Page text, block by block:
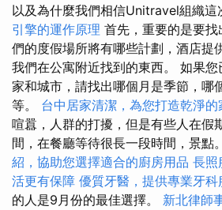
以及為什麼我們相信Unitravel組織這
引擎的運作原理 首先，重要的是要
們的度假場所將有哪些計劃，酒店提
我們在公寓附近找到的東西。 如果
家和城市，請找出哪個月是季節，哪
等。 台中居家清潔，為您打造乾淨的
喧囂，人群的打擾，但是有些人在假
間，在餐廳等待很長一段時間，景點。
紹，協助您選擇適合的廚房用品 長照
活更有保障 優質牙醫，提供專業牙科
的人是9月份的最佳選擇。 新北律師